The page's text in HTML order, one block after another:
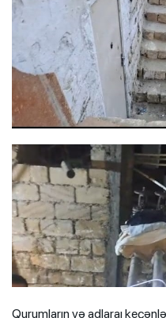
Qurumların və adlaraı